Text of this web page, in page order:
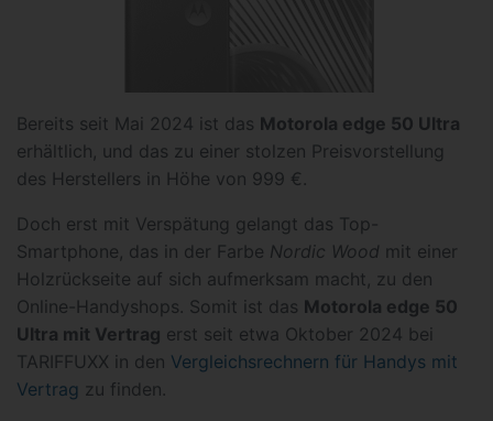
Bereits seit Mai 2024 ist das Motorola edge 50 Ultra
erhältlich, und das zu einer stolzen Preisvorstellung
des Herstellers in Höhe von 999 €.
Doch erst mit Verspätung gelangt das Top-
Smartphone, das in der Farbe Nordic Wood mit einer
Holzrückseite auf sich aufmerksam macht, zu den
Online-Handyshops. Somit ist das Motorola edge 50
Ultra mit Vertrag erst seit etwa Oktober 2024 bei
TARIFFUXX in den Vergleichsrechnern für Handys mit
Vertrag zu finden.